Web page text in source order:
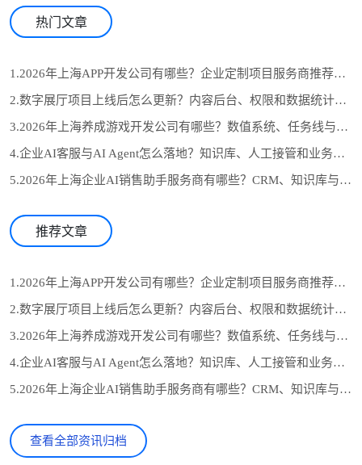
热门文章
1.2026年上海APP开发公司有哪些？企业定制项目服务商推荐与选型参考
2.数字展厅项目上线后怎么更新？内容后台、权限和数据统计设计
3.2026年上海养成游戏开发公司有哪些？数值系统、任务线与长期运营怎么选
4.企业AI客服与AI Agent怎么落地？知识库、人工接管和业务系统对接流程
5.2026年上海企业AI销售助手服务商有哪些？CRM、知识库与自动跟进怎么选
推荐文章
1.2026年上海APP开发公司有哪些？企业定制项目服务商推荐与选型参考
2.数字展厅项目上线后怎么更新？内容后台、权限和数据统计设计
3.2026年上海养成游戏开发公司有哪些？数值系统、任务线与长期运营怎么选
4.企业AI客服与AI Agent怎么落地？知识库、人工接管和业务系统对接流程
5.2026年上海企业AI销售助手服务商有哪些？CRM、知识库与自动跟进怎么选
查看全部资讯归档